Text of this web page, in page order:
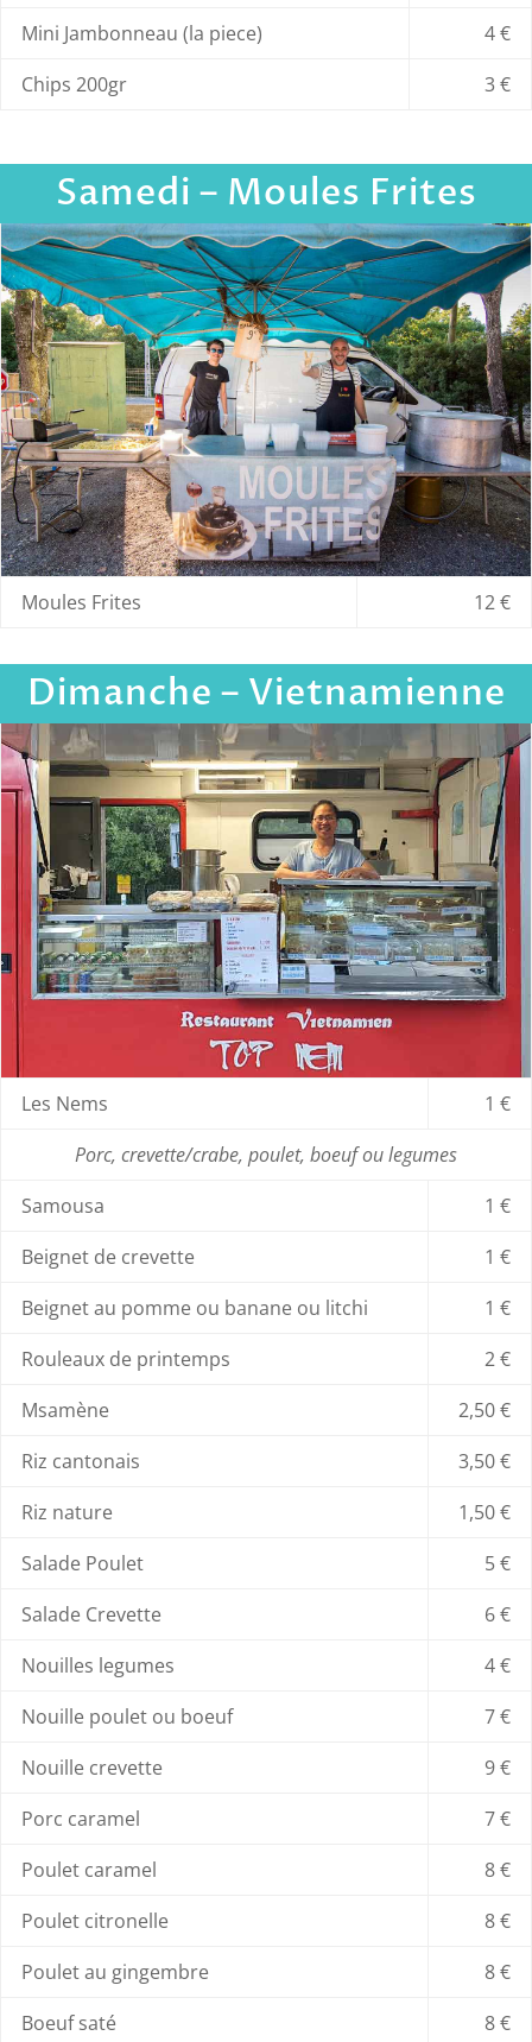
Mini Jambonneau (la piece)
4 €
Chips 200gr
3 €
Samedi – Moules Frites
Moules Frites 12 €
Dimanche – Vietnamienne
Les Nems
1 €
Porc, crevette/crabe, poulet, boeuf ou legumes
Samousa
1 €
Beignet de crevette
1 €
Beignet au pomme ou banane ou litchi
1 €
Rouleaux de printemps
2 €
Msamène
2,50 €
Riz cantonais
3,50 €
Riz nature
1,50 €
Salade Poulet
5 €
Salade Crevette
6 €
Nouilles legumes
4 €
Nouille poulet ou boeuf
7 €
Nouille crevette
9 €
Porc caramel
7 €
Poulet caramel
8 €
Poulet citronelle
8 €
Poulet au gingembre
8 €
Boeuf saté
8 €